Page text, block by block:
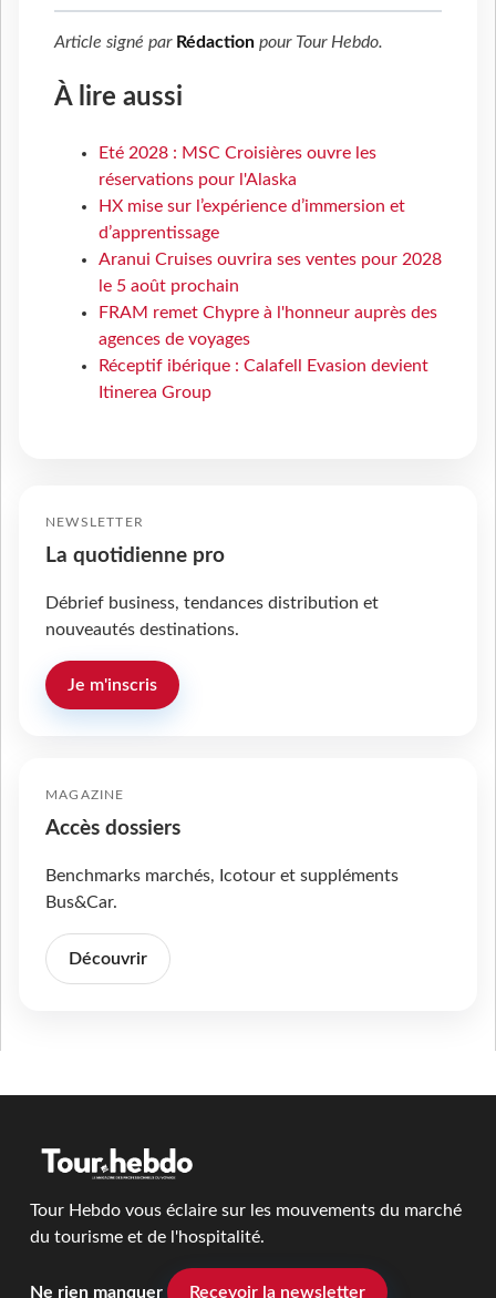
Article signé par Rédaction pour Tour Hebdo.
À lire aussi
Eté 2028 : MSC Croisières ouvre les
réservations pour l'Alaska
HX mise sur l’expérience d’immersion et
d’apprentissage
Aranui Cruises ouvrira ses ventes pour 2028
le 5 août prochain
FRAM remet Chypre à l'honneur auprès des
agences de voyages
Réceptif ibérique : Calafell Evasion devient
Itinerea Group
NEWSLETTER
La quotidienne pro
Débrief business, tendances distribution et
nouveautés destinations.
Je m'inscris
MAGAZINE
Accès dossiers
Benchmarks marchés, Icotour et suppléments
Bus&Car.
Découvrir
Tour Hebdo vous éclaire sur les mouvements du marché
du tourisme et de l'hospitalité.
Ne rien manquer Recevoir la newsletter